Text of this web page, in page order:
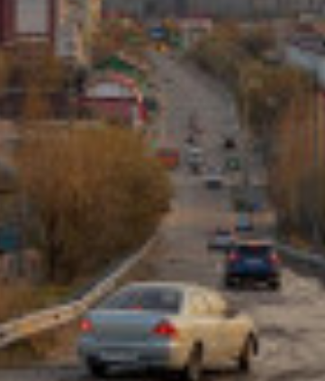
Сайт:
Адрес:
Телефон: